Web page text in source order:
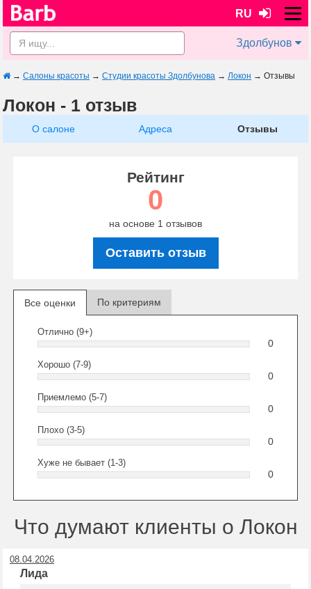
RU
Здолбунов
→ Салоны красоты → Студии красоты Здолбунова → Локон → Отзывы
Локон - 1 отзыв
О салоне Адреса Отзывы
Рейтинг
0
на основе 1 отзывов
Оставить отзыв
Все оценки По критериям
Отлично (9+)
0
Хорошо (7-9)
0
Приемлемо (5-7)
0
Плохо (3-5)
0
Хуже не бывает (1-3)
0
Что думают клиенты о Локон
08.04.2026
Лида